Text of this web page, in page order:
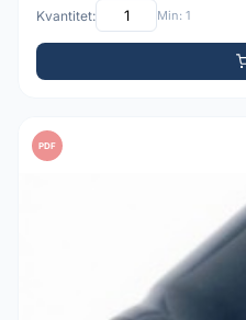
Kvantitet: Min: 1
PDF